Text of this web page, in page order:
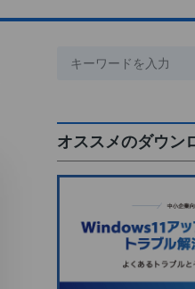
オススメのダウン